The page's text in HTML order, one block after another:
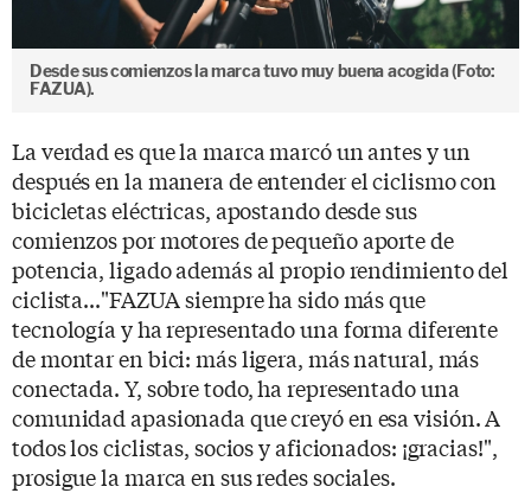
Desde sus comienzos la marca tuvo muy buena acogida (Foto:
FAZUA).
La verdad es que la marca marcó un antes y un
después en la manera de entender el ciclismo con
bicicletas eléctricas, apostando desde sus
comienzos por motores de pequeño aporte de
potencia, ligado además al propio rendimiento del
ciclista..."FAZUA siempre ha sido más que
tecnología y ha representado una forma diferente
de montar en bici: más ligera, más natural, más
conectada. Y, sobre todo, ha representado una
comunidad apasionada que creyó en esa visión. A
todos los ciclistas, socios y aficionados: ¡gracias!",
prosigue la marca en sus redes sociales.